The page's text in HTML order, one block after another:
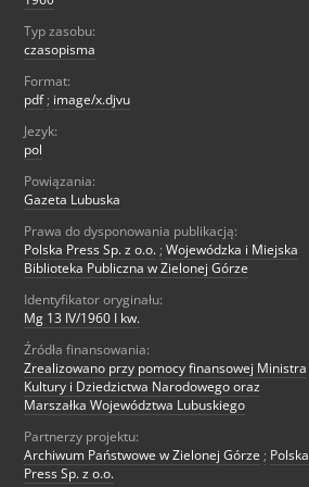
Typ zasobu:
czasopisma
Format:
pdf ; image/x.djvu
Jezyk:
pol
Powiązania:
Gazeta Lubuska
Prawa do dysponowania publikacją:
Polska Press Sp. z o.o. ; Wojewódzka i Miejska
Biblioteka Publiczna w Zielonej Górze
Identyfikator oryginału:
Mg 13 IV/1960 I kw.
Źródła finansowania:
Zrealizowano przy pomocy finansowej Ministra
Kultury i Dziedzictwa Narodowego oraz
Marszałka Województwa Lubuskiego
Partnerzy projektu:
Archiwum Państwowe w Zielonej Górze ; Polska
Press Sp. z o.o.